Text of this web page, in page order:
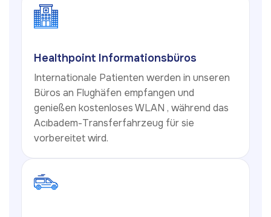
Healthpoint Informationsbüros
Internationale Patienten werden in unseren
Büros an Flughäfen empfangen und
genießen kostenloses WLAN , während das
Acıbadem-Transferfahrzeug für sie
vorbereitet wird.